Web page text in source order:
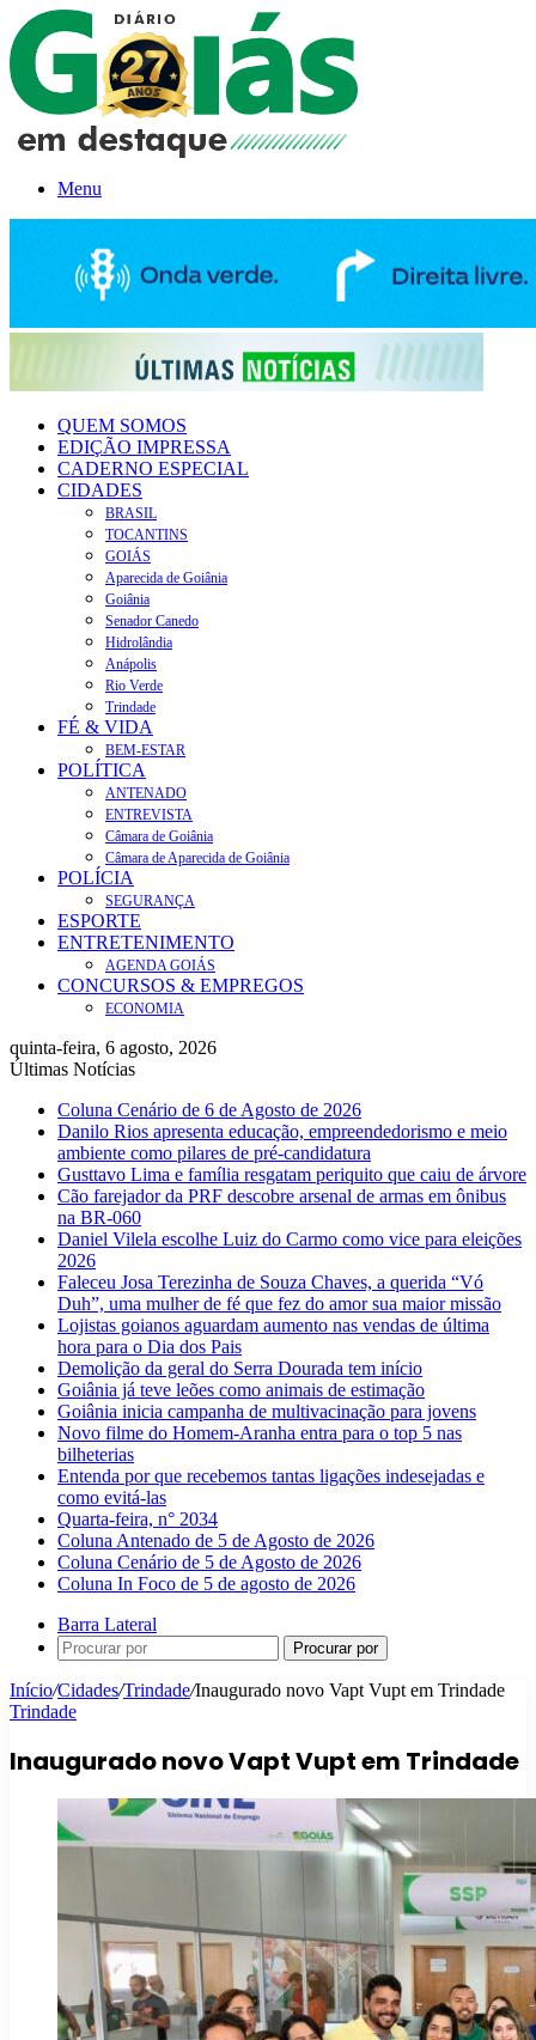
Menu
QUEM SOMOS
EDIÇÃO IMPRESSA
CADERNO ESPECIAL
CIDADES
BRASIL
TOCANTINS
GOIÁS
Aparecida de Goiânia
Goiânia
Senador Canedo
Hidrolândia
Anápolis
Rio Verde
Trindade
FÉ & VIDA
BEM-ESTAR
POLÍTICA
ANTENADO
ENTREVISTA
Câmara de Goiânia
Câmara de Aparecida de Goiânia
POLÍCIA
SEGURANÇA
ESPORTE
ENTRETENIMENTO
AGENDA GOIÁS
CONCURSOS & EMPREGOS
ECONOMIA
quinta-feira, 6 agosto, 2026
Últimas Notícias
Coluna Cenário de 6 de Agosto de 2026
Danilo Rios apresenta educação, empreendedorismo e meio
ambiente como pilares de pré-candidatura
Gusttavo Lima e família resgatam periquito que caiu de árvore
Cão farejador da PRF descobre arsenal de armas em ônibus
na BR-060
Daniel Vilela escolhe Luiz do Carmo como vice para eleições
2026
Faleceu Josa Terezinha de Souza Chaves, a querida “Vó
Duh”, uma mulher de fé que fez do amor sua maior missão
Lojistas goianos aguardam aumento nas vendas de última
hora para o Dia dos Pais
Demolição da geral do Serra Dourada tem início
Goiânia já teve leões como animais de estimação
Goiânia inicia campanha de multivacinação para jovens
Novo filme do Homem-Aranha entra para o top 5 nas
bilheterias
Entenda por que recebemos tantas ligações indesejadas e
como evitá-las
Quarta-feira, n° 2034
Coluna Antenado de 5 de Agosto de 2026
Coluna Cenário de 5 de Agosto de 2026
Coluna In Foco de 5 de agosto de 2026
Barra Lateral
Procurar por
Início/Cidades/Trindade/Inaugurado novo Vapt Vupt em Trindade
Trindade
Inaugurado novo Vapt Vupt em Trindade